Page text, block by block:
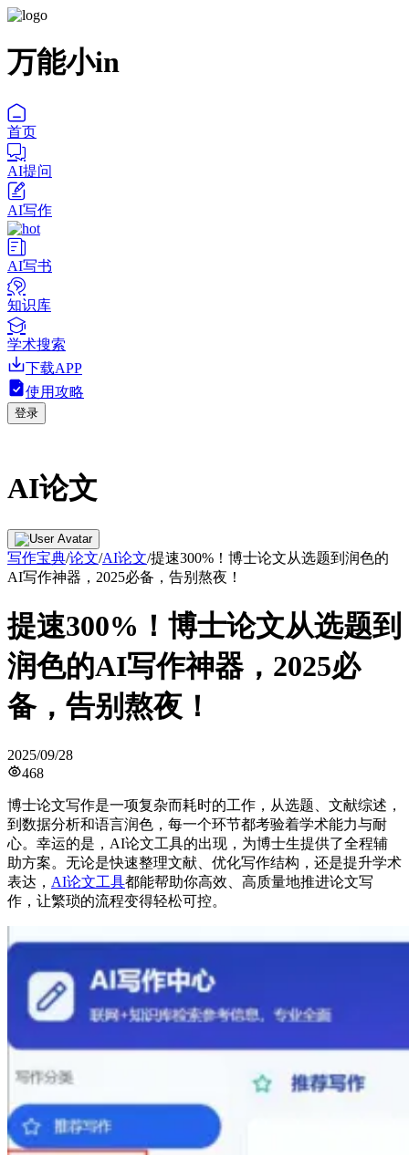
万能小in
首页
AI提问
AI写作
AI写书
知识库
学术搜索
下载APP
使用攻略
登录
AI论文
写作宝典/论文/AI论文/提速300%！博士论文从选题到润色的
AI写作神器，2025必备，告别熬夜！
提速300%！博士论文从选题到
润色的AI写作神器，2025必
备，告别熬夜！
2025/09/28
468
博士论文写作是一项复杂而耗时的工作，从选题、文献综述，
到数据分析和语言润色，每一个环节都考验着学术能力与耐
心。幸运的是，AI论文工具的出现，为博士生提供了全程辅
助方案。无论是快速整理文献、优化写作结构，还是提升学术
表达， AI论文工具都能帮助你高效、高质量地推进论文写
作，让繁琐的流程变得轻松可控。